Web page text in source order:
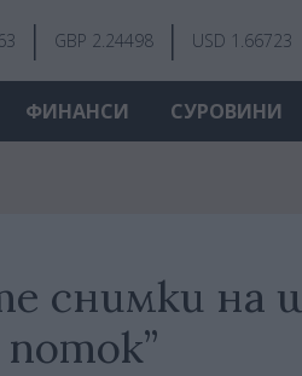
GBP 2.24498 USD 1.66723
ФИНАНСИ СУРОВИНИ
снимки
поток”